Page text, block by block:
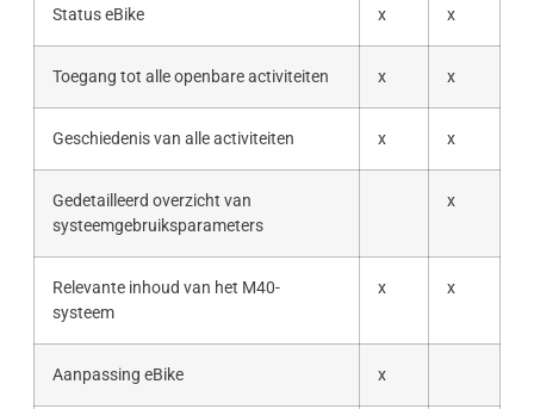
Status eBike x x
Toegang tot alle openbare activiteiten x x
Geschiedenis van alle activiteiten x x
Gedetailleerd overzicht van
systeemgebruiksparameters
x
Relevante inhoud van het M40-
systeem
x x
Aanpassing eBike x